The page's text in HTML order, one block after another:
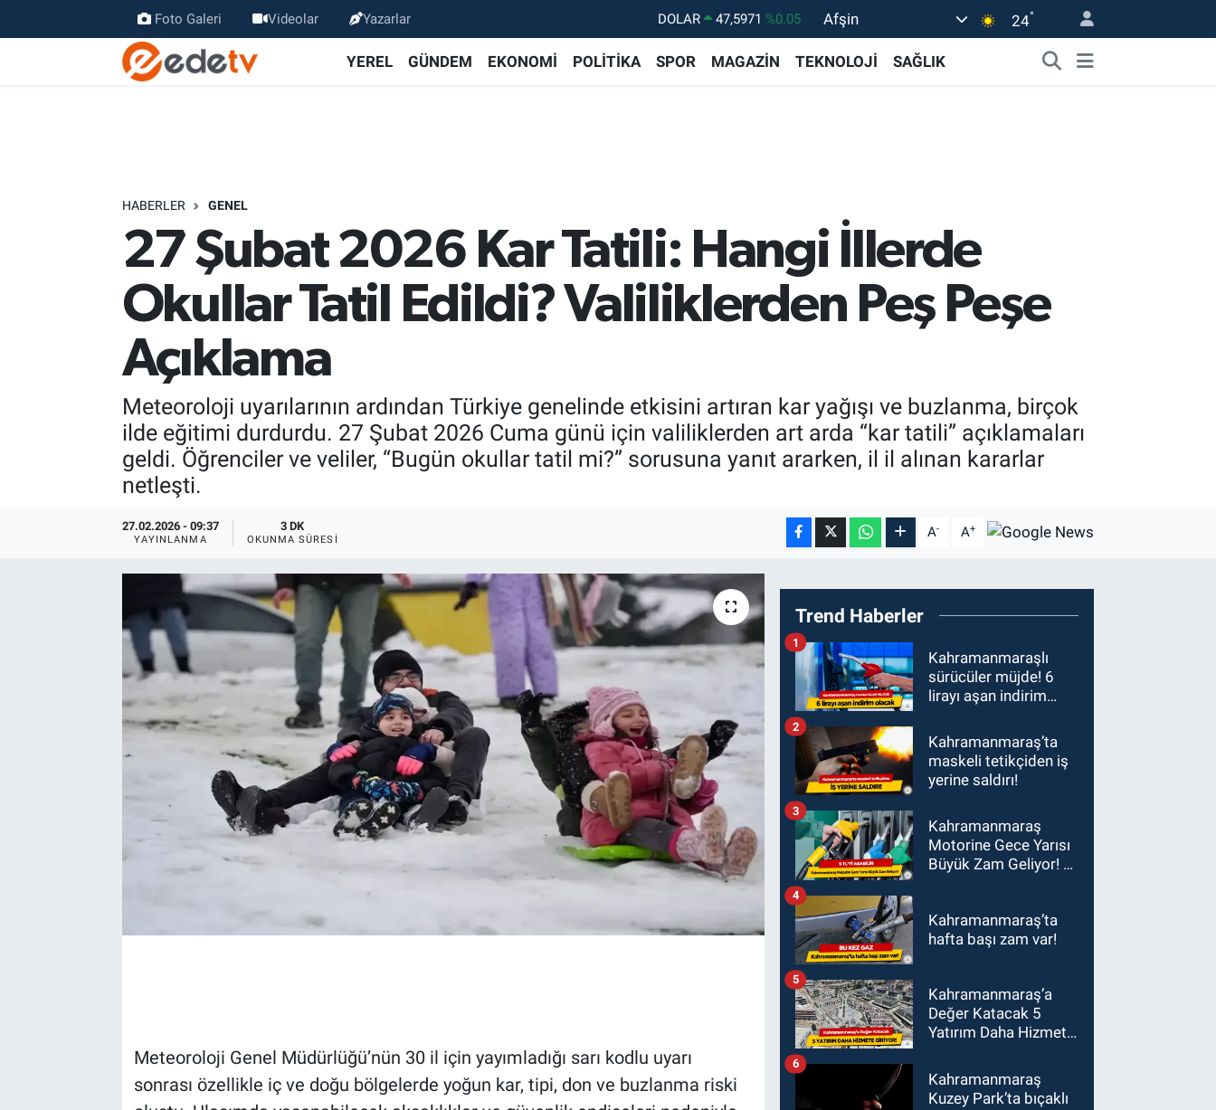
Foto Galeri Videolar Yazarlar DOLAR 47,5971 %0.05
EURO
55,1336
%0.18
Afşin 24°
YEREL GÜNDEM EKONOMİ POLİTİKA SPOR MAGAZİN TEKNOLOJİ SAĞLIK
HABERLER GENEL
27 Şubat 2026 Kar Tatili: Hangi İllerde
Okullar Tatil Edildi? Valiliklerden Peş Peşe
Açıklama
Meteoroloji uyarılarının ardından Türkiye genelinde etkisini artıran kar yağışı ve buzlanma, birçok
ilde eğitimi durdurdu. 27 Şubat 2026 Cuma günü için valiliklerden art arda “kar tatili” açıklamaları
geldi. Öğrenciler ve veliler, “Bugün okullar tatil mi?” sorusuna yanıt ararken, il il alınan kararlar
netleşti.
27.02.2026 - 09:37
YAYINLANMA
3 DK
OKUNMA SÜRESI A- A+
Meteoroloji Genel Müdürlüğü’nün 30 il için yayımladığı sarı kodlu uyarı
sonrası özellikle iç ve doğu bölgelerde yoğun kar, tipi, don ve buzlanma riski
Trend Haberler
Kahramanmaraşlı
sürücüler müjde! 6
lirayı aşan indirim
1
Kahramanmaraş’ta
maskeli tetikçiden iş
yerine saldırı!
2
Kahramanmaraş
Motorine Gece Yarısı
Büyük Zam Geliyor! 5
3
Kahramanmaraş’ta
hafta başı zam var!
4
Kahramanmaraş’a
Değer Katacak 5
Yatırım Daha Hizmete
5
Kahramanmaraş
Kuzey Park’ta bıçaklı
6